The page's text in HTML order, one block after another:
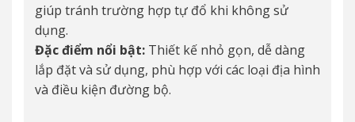
giúp tránh trường hợp tự đổ khi không sử
dụng.
Đặc điểm nổi bật:Thiết kế nhỏ gọn, dễ dàng
lắp đặt và sử dụng, phù hợp với các loại địa hình
và điều kiện đường bộ.